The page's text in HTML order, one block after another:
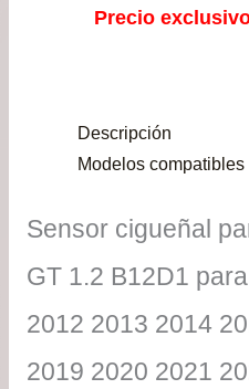
Precio
Descripción
Modelos compatibles
Sensor cigueñal
GT 1.2 B12D1
2012 2013 2014
2019 2020 2021